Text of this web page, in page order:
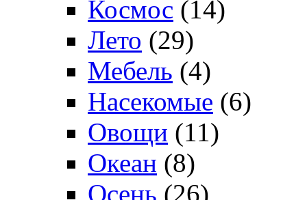
Космос (14)
Лето (29)
Мебель (4)
Насекомые (6)
Овощи (11)
Океан (8)
Осень (26)